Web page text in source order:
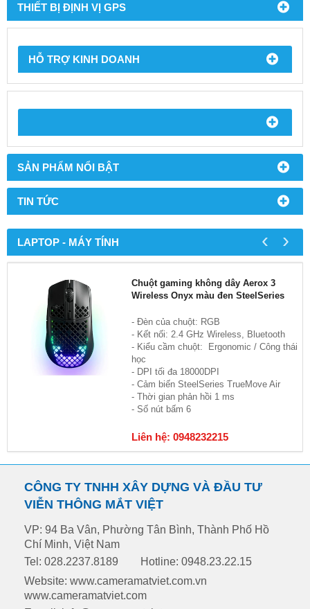
THIẾT BỊ ĐỊNH VỊ GPS
HỖ TRỢ KINH DOANH
SẢN PHẨM NỔI BẬT
TIN TỨC
LAPTOP - MÁY TÍNH
Chuột gaming không dây Aerox 3
Wireless Onyx màu đen SteelSeries
- Đèn của chuột: RGB
- Kết nối: 2.4 GHz Wireless, Bluetooth
- Kiểu cầm chuột: Ergonomic / Công thái
học
- DPI tối đa 18000DPI
- Cảm biến SteelSeries TrueMove Air
- Thời gian phản hồi 1 ms
- Số nút bấm 6
Liên hệ: 0948232215
‹ ›
CÔNG TY TNHH XÂY DỰNG VÀ ĐẦU TƯ
VIỄN THÔNG MẮT VIỆT
VP: 94 Ba Vân, Phường Tân Bình, Thành Phố Hồ
Chí Minh, Việt Nam
Tel: 028.2237.8189
Hotline: 0948.23.22.15
Website: www.cameramatviet.com.vn
www.cameramatviet.com